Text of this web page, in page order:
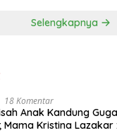
Selengkapnya
18 Komentar
Anak Kandung
Mama Kristina Lazakar